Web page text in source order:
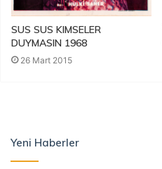
SUS SUS KIMSELER
DUYMASIN 1968
26 Mart 2015
Yeni Haberler